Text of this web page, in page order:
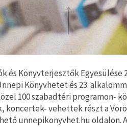
és Könyvterjesztők Egyesülése
Könyvhetet és 23.
100 szabadtéri programon-
koncertek- vehettek részt a
unnepikonyvhet.hu oldalon.